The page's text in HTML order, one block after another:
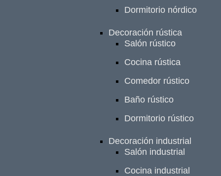
Dormitorio nórdico
Decoración rústica
Salón rústico
Cocina rústica
Comedor rústico
Baño rústico
Dormitorio rústico
Decoración industrial
Salón industrial
Cocina industrial